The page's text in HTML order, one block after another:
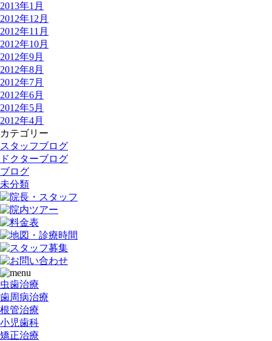
2013年1月
2012年12月
2012年11月
2012年10月
2012年9月
2012年8月
2012年7月
2012年6月
2012年5月
2012年4月
カテゴリー
スタッフブログ
ドクターブログ
ブログ
未分類
虫歯治療
歯周病治療
根管治療
小児歯科
矯正治療